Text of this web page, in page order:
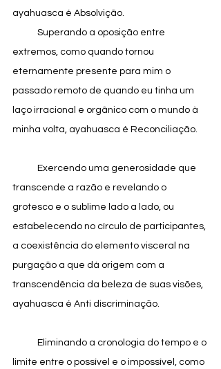
ayahuasca é Absolvição.
extremos, como quando tornou
eternamente presente para mim o
passado remoto de quando eu tinha um
laço irracional e orgânico com o mundo à
minha volta, ayahuasca é Reconciliação.
transcende a razão e revelando o
grotesco e o sublime lado a lado, ou
estabelecendo no círculo de participantes,
a coexistência do elemento visceral na
purgação a que dá origem com a
transcendência da beleza de suas visões,
ayahuasca é Anti discriminação.
limite entre o possível e o impossível, como